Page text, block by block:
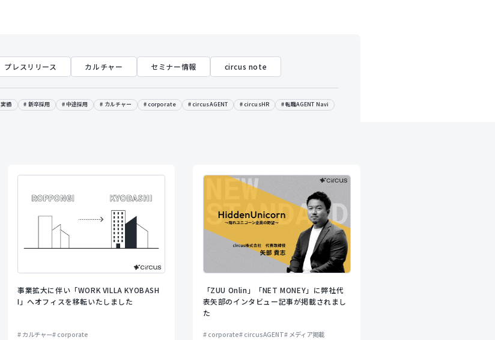
プレスリリース カルチャー セミナー情報 circus note
実績 新卒採用 中途採用 カルチャー corporate circusAGENT circusHR
転職AGENT Navi
事業拡大に伴い「WORK VILLA KYOBASH
I」へオフィスを移転いたしました
カルチャー corporate
「ZUU Onlin」「NET MONEY」に弊社代
表矢部のインタビュー記事が掲載されまし
た
corporate circusAGENT メディア掲載